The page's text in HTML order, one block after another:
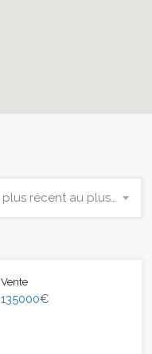
Du plus récent au plus ancien
Vente
135000€